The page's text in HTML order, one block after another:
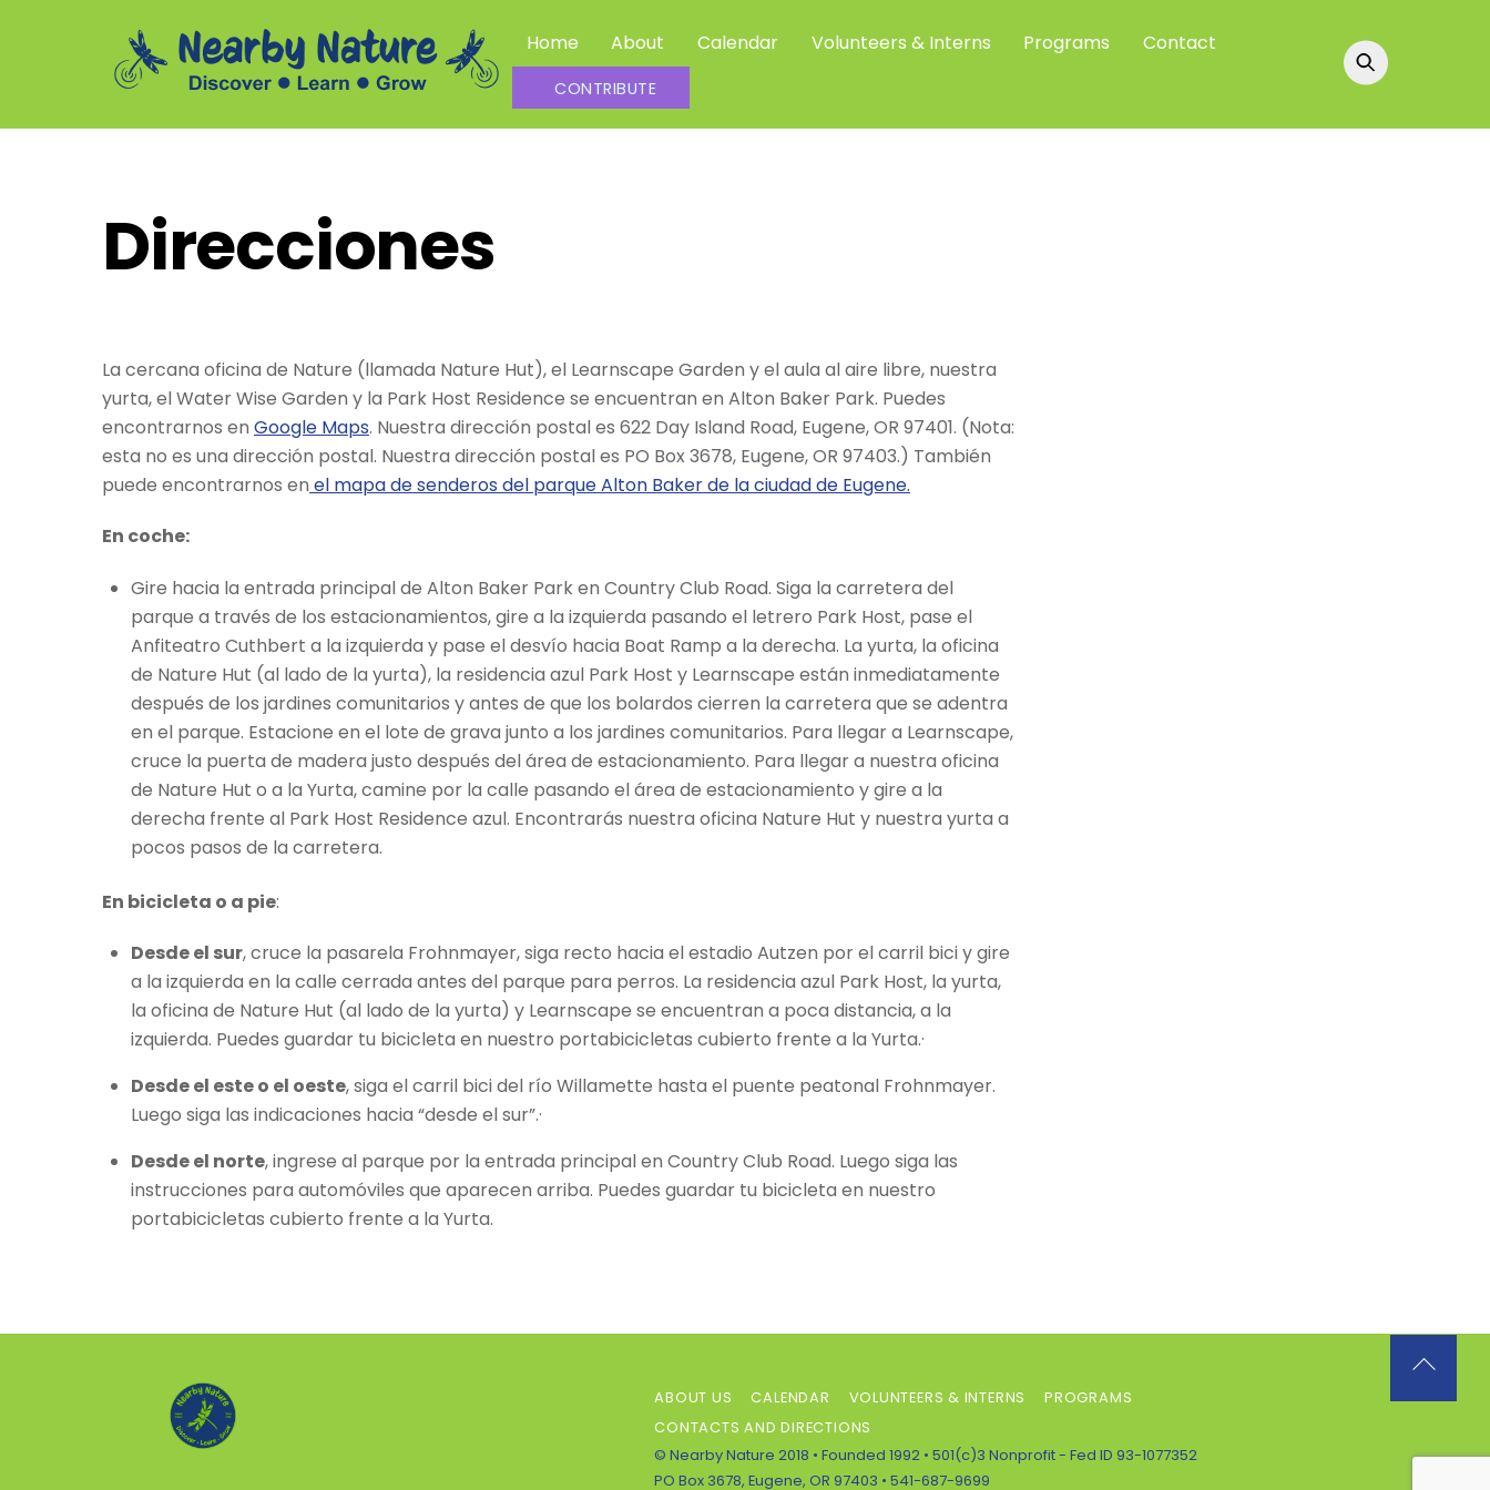
Home About Calendar Volunteers & Interns Programs Contact
CONTRIBUTE
Direcciones
La cercana oficina de Nature (llamada Nature Hut), el Learnscape Garden y el aula al aire libre, nuestra
yurta, el Water Wise Garden y la Park Host Residence se encuentran en Alton Baker Park. Puedes
encontrarnos en Google Maps. Nuestra dirección postal es 622 Day Island Road, Eugene, OR 97401. (Nota:
esta no es una dirección postal. Nuestra dirección postal es PO Box 3678, Eugene, OR 97403.) También
puede encontrarnos en el mapa de senderos del parque Alton Baker de la ciudad de Eugene.
En coche:
Gire hacia la entrada principal de Alton Baker Park en Country Club Road. Siga la carretera del
parque a través de los estacionamientos, gire a la izquierda pasando el letrero Park Host, pase el
Anfiteatro Cuthbert a la izquierda y pase el desvío hacia Boat Ramp a la derecha. La yurta, la oficina
de Nature Hut (al lado de la yurta), la residencia azul Park Host y Learnscape están inmediatamente
después de los jardines comunitarios y antes de que los bolardos cierren la carretera que se adentra
en el parque. Estacione en el lote de grava junto a los jardines comunitarios. Para llegar a Learnscape,
cruce la puerta de madera justo después del área de estacionamiento. Para llegar a nuestra oficina
de Nature Hut o a la Yurta, camine por la calle pasando el área de estacionamiento y gire a la
derecha frente al Park Host Residence azul. Encontrarás nuestra oficina Nature Hut y nuestra yurta a
pocos pasos de la carretera.
En bicicleta o a pie:
Desde el sur, cruce la pasarela Frohnmayer, siga recto hacia el estadio Autzen por el carril bici y gire
a la izquierda en la calle cerrada antes del parque para perros. La residencia azul Park Host, la yurta,
la oficina de Nature Hut (al lado de la yurta) y Learnscape se encuentran a poca distancia, a la
izquierda. Puedes guardar tu bicicleta en nuestro portabicicletas cubierto frente a la Yurta.·
Desde el este o el oeste, siga el carril bici del río Willamette hasta el puente peatonal Frohnmayer.
Luego siga las indicaciones hacia “desde el sur”.·
Desde el norte, ingrese al parque por la entrada principal en Country Club Road. Luego siga las
instrucciones para automóviles que aparecen arriba. Puedes guardar tu bicicleta en nuestro
portabicicletas cubierto frente a la Yurta.
ABOUT US CALENDAR VOLUNTEERS & INTERNS
PROGRAMS
CONTACTS AND DIRECTIONS
© Nearby Nature 2018 • Founded 1992 • 501(c)3 Nonprofit - Fed ID 93-1077352
PO Box 3678, Eugene, OR 97403 • 541-687-9699